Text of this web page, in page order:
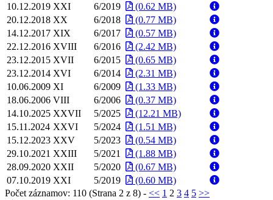
10.12.2019 XXI 6/2019
(0.62 MB)
20.12.2018 XX 6/2018
(0.77 MB)
14.12.2017 XIX 6/2017
(0.57 MB)
22.12.2016 XVIII 6/2016
(2.42 MB)
23.12.2015 XVII 6/2015
(0.65 MB)
23.12.2014 XVI 6/2014
(2.31 MB)
10.06.2009 XI 6/2009
(1.33 MB)
18.06.2006 VIII 6/2006
(0.37 MB)
14.10.2025 XXVII 5/2025
(12.21 MB)
15.11.2024 XXVI 5/2024
(1.51 MB)
15.12.2023 XXV 5/2023
(0.54 MB)
29.10.2021 XXIII 5/2021
(1.88 MB)
28.09.2020 XXII 5/2020
(0.67 MB)
07.10.2019 XXI 5/2019
(0.60 MB)
Počet záznamov: 110 (Strana 2 z 8) - << 1 2 3 4 5 >>